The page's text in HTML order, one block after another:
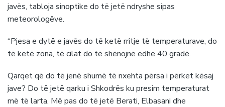
javës, tabloja sinoptike do të jetë ndryshe sipas
meteorologëve.
“Pjesa e dytë e javës do të ketë rritje të temperaturave, do
të ketë zona, të cilat do të shënojnë edhe 40 gradë.
Qarqet që do të jenë shumë të nxehta përsa i përket kësaj
jave? Do të jetë qarku i Shkodrës ku presim temperaturat
më të larta. Më pas do të jetë Berati, Elbasani dhe